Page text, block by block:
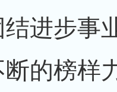
进步事
的榜样